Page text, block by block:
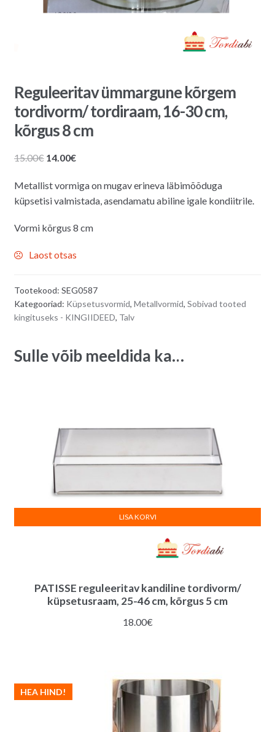
Reguleeritav ümmargune kõrgem
tordivorm/ tordiraam, 16-30 cm,
kõrgus 8 cm
15.00€ Algne
oli:
15.00€.
14.00€Praegune
on:
14.00€.
Metallist vormiga on mugav erineva läbimõõduga
küpsetisi valmistada, asendamatu abiline igale kondiitrile.
Vormi kõrgus 8 cm
Laost otsas
Tootekood: SEG0587
Kategooriad: Küpsetusvormid, Metallvormid, Sobivad tooted
kingituseks - KINGIIDEED, Talv
Sulle võib meeldida ka…
PATISSE reguleeritav kandiline tordivorm/
küpsetusraam, 25-46 cm, kõrgus 5 cm
18.00€
LISA KORVI
HEA HIND!